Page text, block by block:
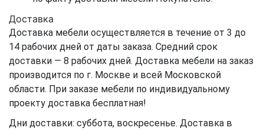
Доставка
Доставка мебели осуществляется в течение от 3 до
14 рабочих дней от даты заказа. Средний срок
доставки — 8 рабочих дней. Доставка мебели на заказ
производится по г. Москве и всей Московской
области. При заказе мебели по индивидуальному
проекту доставка бесплатная!
Дни доставки: суббота, воскресенье. Доставка в